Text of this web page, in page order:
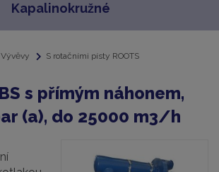
Kapalinokružné
Vývěvy S rotačními písty ROOTS
s přímým náhonem,
(a), do 25000 m3/h